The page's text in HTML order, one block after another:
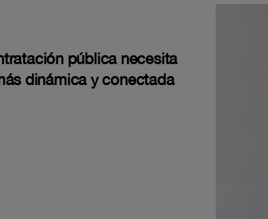
pública necesita
dinámica y conectada